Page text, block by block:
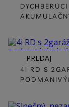
4I RD S
PREDAJ